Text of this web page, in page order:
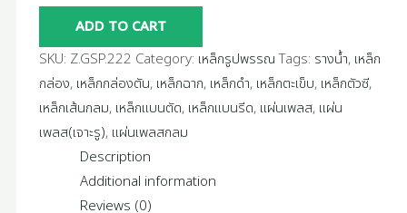
ADD TO CART
SKU: Z.GSP.222 Category: เหล็กรูปพรรณ Tags: รางน้ำ, เหล็ก
กล่อง, เหล็กกล่องตัน, เหล็กฉาก, เหล็กดำ, เหล็กตะเข็บ, เหล็กตัวซี,
เหล็กเส้นกลม, เหล็กแบนตัด, เหล็กแบนรีด, แผ่นเพลส, แผ่น
เพลส(เจาะรู), แผ่นเพลสกลม
Description
Additional information
Reviews (0)